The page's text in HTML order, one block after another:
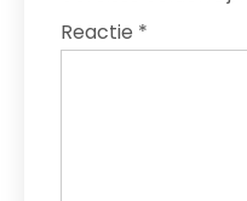
Reactie *